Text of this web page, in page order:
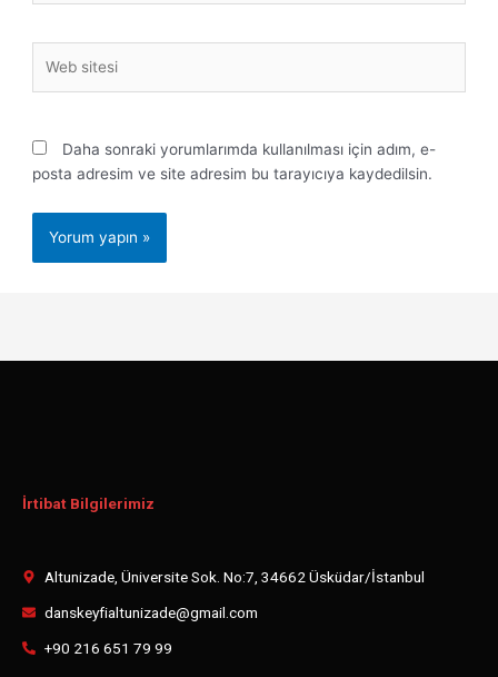
sitesi
Daha sonraki yorumlarımda kullanılması için adım, e-
posta adresim ve site adresim bu tarayıcıya kaydedilsin.
İrtibat Bilgilerimiz
Altunizade, Üniversite Sok. No:7, 34662 Üsküdar/İstanbul
danskeyfialtunizade@gmail.com
+90 216 651 79 99